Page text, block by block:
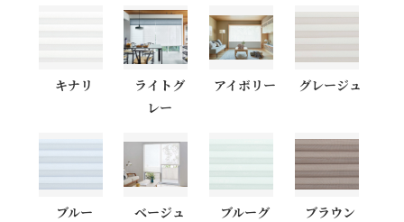
キナリ
ライトグ
レー
アイボリー グレージュ
ブルー ベージュ
ブルーグ
ブラウン